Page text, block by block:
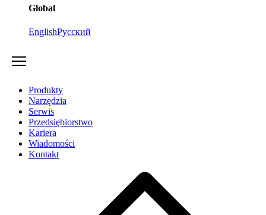
Global
EnglishРусский
Produkty
Narzędzia
Serwis
Przedsiębiorstwo
Kariera
Wiadomości
Kontakt